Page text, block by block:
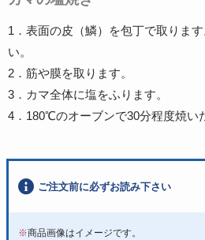
1．表面の皮（鱗）を包丁で取りま
い。
2．筋や膜を取ります。
3．カマ全体に塩をふります。
4．180℃のオーブンで30分程度焼い
ご注文前に必ずお読み下さい
※商品画像はイメージです。